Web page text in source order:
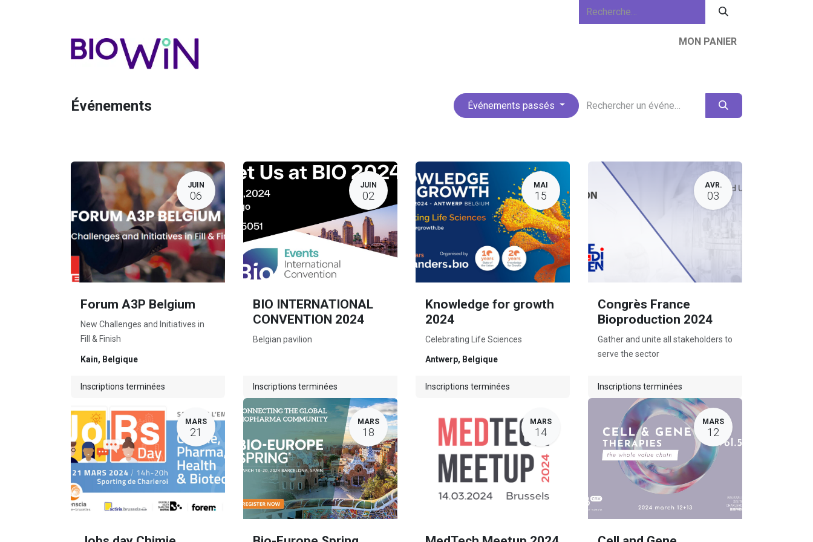
MON PANIER
Événements Événements passés
JUIN
06
Forum A3P Belgium
New Challenges and Initiatives in
Fill & Finish
Kain, Belgique
Inscriptions terminées
JUIN
02
BIO INTERNATIONAL
CONVENTION 2024
Belgian pavilion
Inscriptions terminées
MAI
15
Knowledge for growth
2024
Celebrating Life Sciences
Antwerp, Belgique
Inscriptions terminées
AVR.
03
Congrès France
Bioproduction 2024
Gather and unite all stakeholders to
serve the sector
Inscriptions terminées
MARS
21
MARS
18
MARS
14
MARS
12